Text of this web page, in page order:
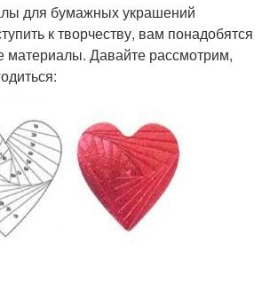
для бумажных украшений
к творчеству, вам понадобятся
материалы. Давайте рассмотрим,